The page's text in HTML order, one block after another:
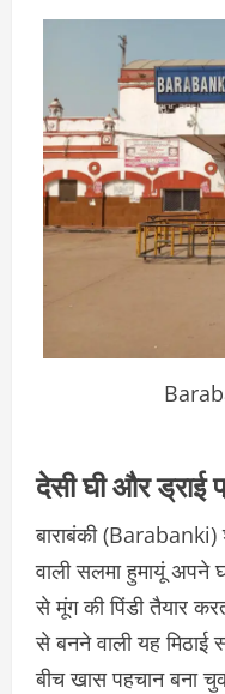
देसी घी और
बाराबंकी
वाली सलमा हुमायूं अपने
से मूंग की पिंडी तैयार
से बनने वाली यह मिठाई
बीच खास पहचान बना